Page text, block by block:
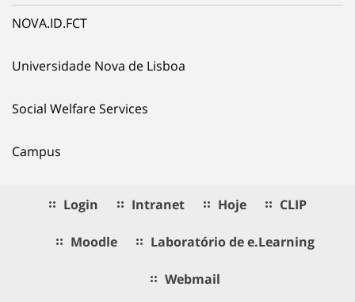
NOVA.ID.FCT
Universidade Nova de Lisboa
Social Welfare Services
Campus
Login Intranet Hoje CLIP
Moodle Laboratório de e.Learning
Webmail